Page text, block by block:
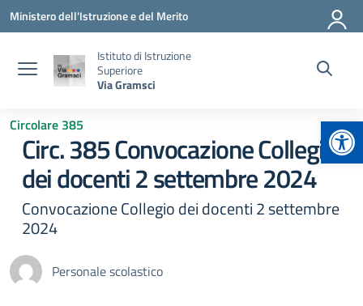
Vai ai contenuti
Vai al menu di navigazione
Vai al footer
Ministero dell'Istruzione e del Merito
Istituto di Istruzione
Superiore
Via Gramsci
Circolare 385
Circ. 385 Convocazione Collegio
dei docenti 2 settembre 2024
Convocazione Collegio dei docenti 2 settembre
2024
Personale scolastico